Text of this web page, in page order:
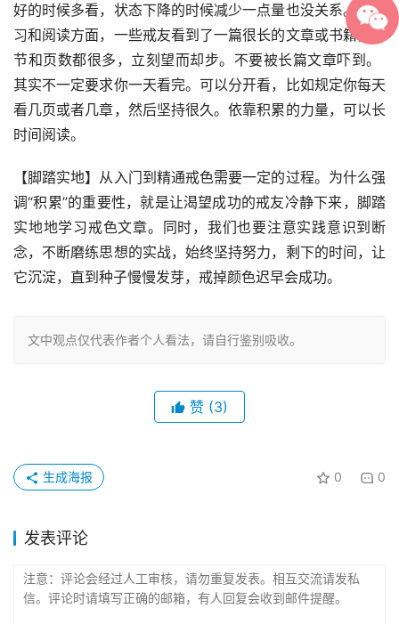
好的时候多看，状态下降的时候减少一点量也没关系。在学
习和阅读方面，一些戒友看到了一篇很长的文章或书籍，章
节和页数都很多，立刻望而却步。不要被长篇文章吓到。
其实不一定要求你一天看完。可以分开看，比如规定你每天
看几页或者几章，然后坚持很久。依靠积累的力量，可以长
时间阅读。
【脚踏实地】从入门到精通戒色需要一定的过程。为什么强
调“积累”的重要性，就是让渴望成功的戒友冷静下来，脚踏
实地地学习戒色文章。同时，我们也要注意实践意识到断
念，不断磨练思想的实战，始终坚持努力，剩下的时间，让
它沉淀，直到种子慢慢发芽，戒掉颜色迟早会成功。
文中观点仅代表作者个人看法，请自行鉴别吸收。
赞 (3)
0 0
生成海报
发表评论